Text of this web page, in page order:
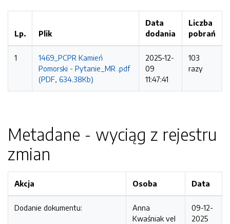
Lp. Plik
Data
dodania
Liczba
pobrań
1
1469_PCPR Kamień
Pomorski - Pytanie_MR .pdf
(PDF, 634.38Kb)
2025-12-
09
11:47:41
103
razy
Metadane - wyciąg z rejestru
zmian
Akcja Osoba Data
Dodanie dokumentu:
Anna
Kwaśniak vel
09-12-
2025